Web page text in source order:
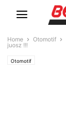
Home Otomotif
juosz !!!
Otomotif